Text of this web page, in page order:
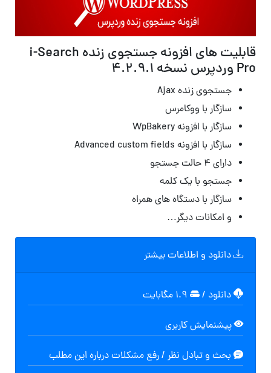
قابلیت های افزونه جستجوی زنده i-Search
Pro وردپرس نسخه 4.2.9.1
جستجوی زنده Ajax
سازگار با ووکامرس
سازگار با افزونه WpBakery
سازگار با افزونه Advanced custom fields
دارای ۴ حالت جستجو
جستجو با یک کلمه
سازگار با دستگاه های همراه
و امکانات دیگر…
دانلود و اطلاعات بیشتر
دانلود /
پیشنمایش کاربری
بحث و تبادل نظر / رفع مشکلات درباره این مطلب